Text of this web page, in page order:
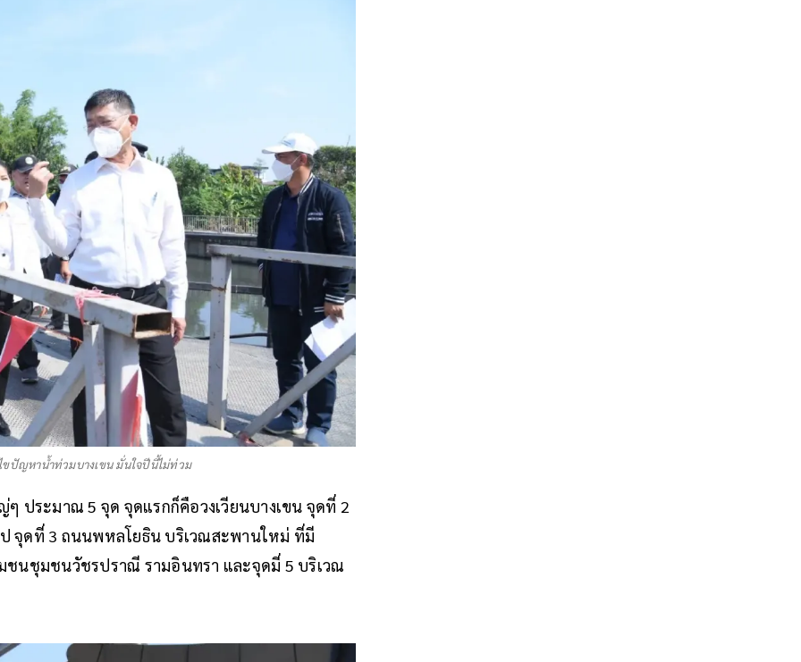
ปัญหาน้ำท่วมบางเขน มั่นใจปีนี้ไม่ท่วม
ประมาณ 5 จุด จุดแรกก็คือวงเวียนบางเขน จุดที่ 2
จุดที่ 3 ถนนพหลโยธิน บริเวณสะพานใหม่ ที่มี
ชนชุมชนวัชรปราณี รามอินทรา และจุดมี่ 5 บริเวณ